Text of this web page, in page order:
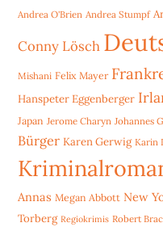
Andrea O'Brien Andrea Stumpf
Conny Lösch
Mishani Felix Mayer
Hanspeter Eggenberger
Japan Jerome Charyn Johannes
Bürger Karen Gerwig Karin
Annas Megan Abbott New
Torberg Regiokrimis Robert